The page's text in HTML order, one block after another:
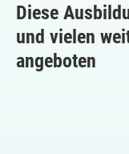
Diese
und vielen
angeboten